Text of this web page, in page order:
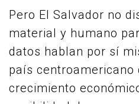
Pero El Salvador no
material y humano
datos hablan por sí
país centroamericano
crecimiento